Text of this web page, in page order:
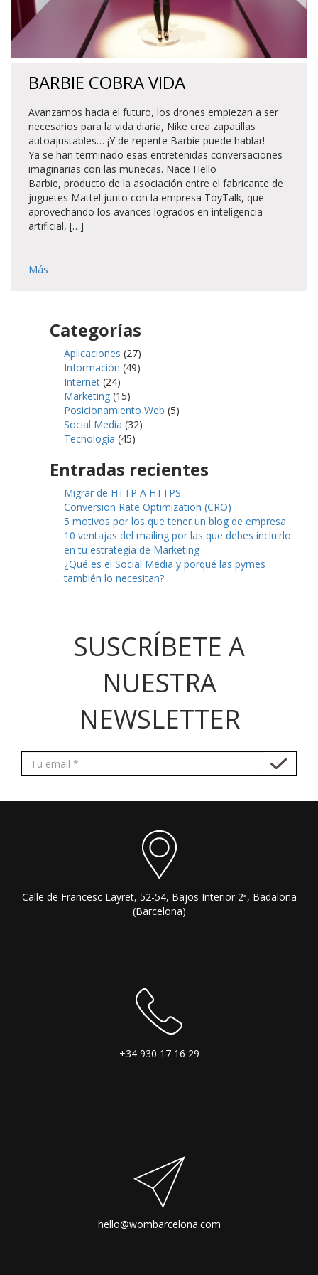
BARBIE COBRA VIDA
Avanzamos hacia el futuro, los drones empiezan a ser
necesarios para la vida diaria, Nike crea zapatillas
autoajustables… ¡Y de repente Barbie puede hablar!
Ya se han terminado esas entretenidas conversaciones
imaginarias con las muñecas. Nace Hello
Barbie, producto de la asociación entre el fabricante de
juguetes Mattel junto con la empresa ToyTalk, que
aprovechando los avances logrados en inteligencia
artificial, […]
Más
Categorías
Aplicaciones (27)
Información (49)
Internet (24)
Marketing (15)
Posicionamiento Web (5)
Social Media (32)
Tecnología (45)
Entradas recientes
Migrar de HTTP A HTTPS
Conversion Rate Optimization (CRO)
5 motivos por los que tener un blog de empresa
10 ventajas del mailing por las que debes incluirlo
en tu estrategia de Marketing
¿Qué es el Social Media y porqué las pymes
también lo necesitan?
SUSCRÍBETE A
NUESTRA
NEWSLETTER
Calle de Francesc Layret, 52-54, Bajos Interior 2ª, Badalona
(Barcelona)
+34 930 17 16 29
hello@wombarcelona.com